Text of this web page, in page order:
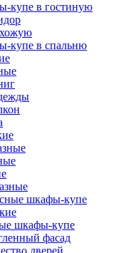
купе в гостиную
купе в спальню
шкафы-купе
шкафы-купе
фасад
дверей